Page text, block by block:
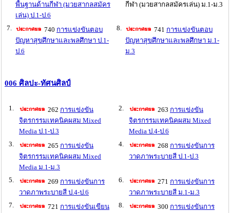
พื้นฐานด้านกีฬา (มวยสากลสมัคร
เล่น) ป.1-ป.6
กีฬา (มวยสากลสมัครเล่น) ม.1-ม.3
7. 740 การแข่งขันตอบ
ปัญหาสุขศึกษาและพลศึกษา ป.1-
ป.6
8. 741 การแข่งขันตอบ
ปัญหาสุขศึกษาและพลศึกษา ม.1-
ม.3
006 ศิลปะ-ทัศนศิลป์
1. 262 การแข่งขัน
จิตรกรรมเทคนิคผสม Mixed
Media ป.1-ป.3
2. 263 การแข่งขัน
จิตรกรรมเทคนิคผสม Mixed
Media ป.4-ป.6
3.
265 การแข่งขัน
จิตรกรรมเทคนิคผสม Mixed
Media ม.1-ม.3
4. 268 การแข่งขันการ
วาดภาพระบายสี ป.1-ป.3
5. 269 การแข่งขันการ
วาดภาพระบายสี ป.4-ป.6
6. 271 การแข่งขันการ
วาดภาพระบายสี ม.1-ม.3
7.
721 การแข่งขันเขียน
8. 300 การแข่งขันการ